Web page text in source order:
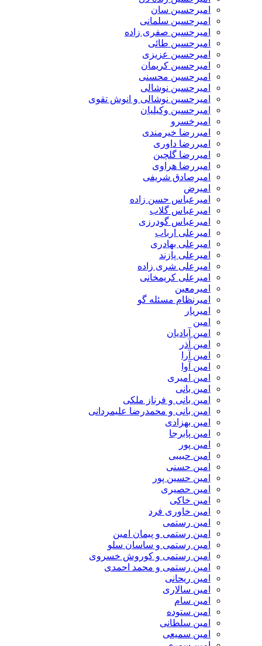
امیرحسین سان
امیرحسین سلمانی
امیرحسین صفری زاده
امیرحسین طائی
امیرحسین عزیزی
امیرحسین کریمان
امیرحسین محسنی
امیرحسین نوشالی
امیرحسین نوشالی و انوش تقوی
امیرحسین وکیلیان
امیرخسرو
امیررضا خیرمندی
امیررضا داوری
امیررضا گلچین
امیررضا هراوی
امیرصادق شریفی
امیرض
امیرعباس حسن زاده
امیرعباس گلاب
امیرعباس گودرزی
امیرعلی ارباب
امیرعلی بهادری
امیرعلی پازند
امیرعلی شری زاده
امیرعلی کریمخانی
امیرمعین
امیرنظام مسئله گو
امیریار
امین
امین آبادیان
امین آذر
امین آرا
امین آوا
امین امیری
امین بانی
امین بانی و فرناز ملکی
امین بانی و محمدرضا علیمردانی
امین بهزادی
امین پابرجا
امین پور
امین حبیبی
امین حسنی
امین حسین پور
امین حصیری
امین خاکی
امین خاوری فرد
امین رستمی
امین رستمی و پیمان امین
امین رستمی و ساسان سلو
امین رستمی و کوروش خسروی
امین رستمی و محمد احمدی
امین ریحانی
امین سالاری
امین سام
امین ستوده
امین سلطانی
امین سمیعی